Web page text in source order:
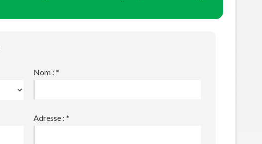
Nom : *
Adresse : *